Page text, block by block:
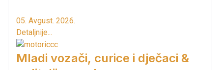
05. Avgust. 2026.
Detaljnije...
Mladi vozači, curice i dječaci &